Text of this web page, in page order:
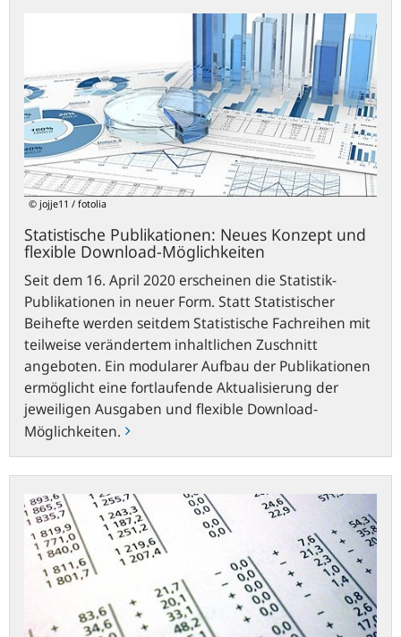
© jojje11 / fotolia
Statistische Publikationen: Neues Konzept und
flexible Download-Möglichkeiten
Seit dem 16. April 2020 erscheinen die Statistik-
Publikationen in neuer Form. Statt Statistischer
Beihefte werden seitdem Statistische Fachreihen mit
teilweise verändertem inhaltlichen Zuschnitt
angeboten. Ein modularer Aufbau der Publikationen
ermöglicht eine fortlaufende Aktualisierung der
jeweiligen Ausgaben und flexible Download-
Möglichkeiten.
Konzept
und
flexible
Download-
Möglichkeiten
Fachreihen